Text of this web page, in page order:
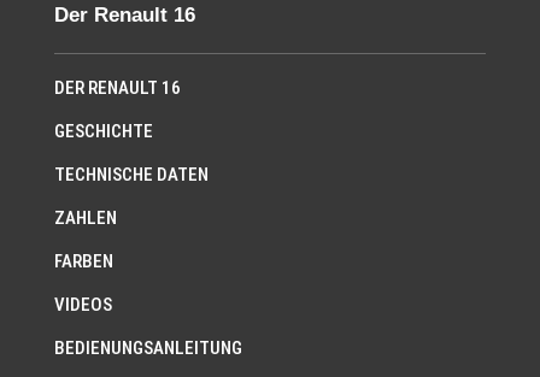
Der Renault 16
DER RENAULT 16
GESCHICHTE
TECHNISCHE DATEN
ZAHLEN
FARBEN
VIDEOS
BEDIENUNGSANLEITUNG